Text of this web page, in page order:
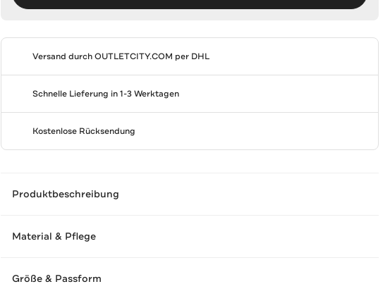
Versand durchOUTLETCITY.COM per DHL
Schnelle Lieferung in 1-3 Werktagen
Kostenlose Rücksendung
Produktbeschreibung
Material & Pflege
Größe & Passform